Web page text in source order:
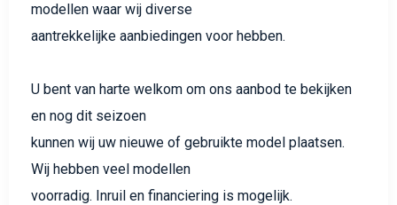
modellen waar wij diverse
aantrekkelijke aanbiedingen voor hebben.
U bent van harte welkom om ons aanbod te bekijken
en nog dit seizoen
kunnen wij uw nieuwe of gebruikte model plaatsen.
Wij hebben veel modellen
voorradig. Inruil en financiering is mogelijk.